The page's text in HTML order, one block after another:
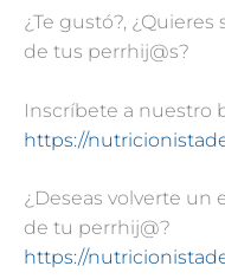
¿Te gustó?,
de tus perrhij@s?
Inscríbete a nuestro
https://
¿Deseas volverte un
de tu perrhij@?
https://